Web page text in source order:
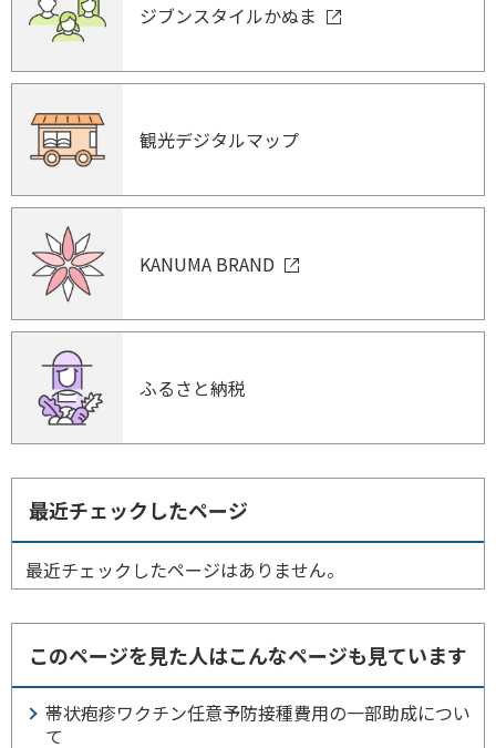
ジブンスタイルかぬま
観光デジタルマップ
KANUMA BRAND
ふるさと納税
最近チェックしたページ
最近チェックしたページはありません。
このページを見た人はこんなページも見ています
帯状疱疹ワクチン任意予防接種費用の一部助成につい
て